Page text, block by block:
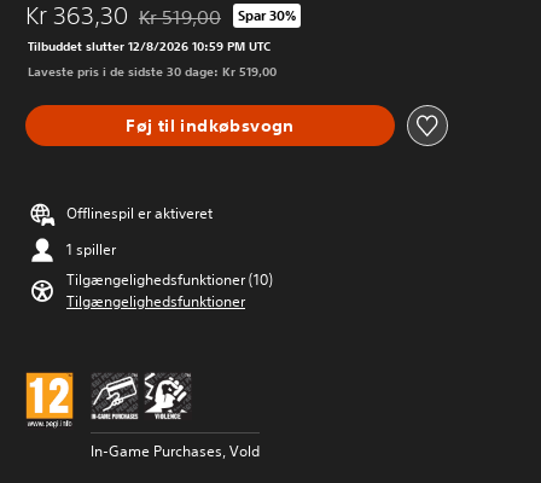
Kr 363,30 Nedsat fra den normale pris på Kr 519,00
Kr 519,00 Spar 30%
Tilbuddet slutter 12/8/2026 10:59 PM UTC
Laveste pris i de sidste 30 dage: Kr 519,00
Føj til indkøbsvogn
Offlinespil er aktiveret
1 spiller
Tilgængelighedsfunktioner (10)
Tilgængelighedsfunktioner
In-Game Purchases, Vold